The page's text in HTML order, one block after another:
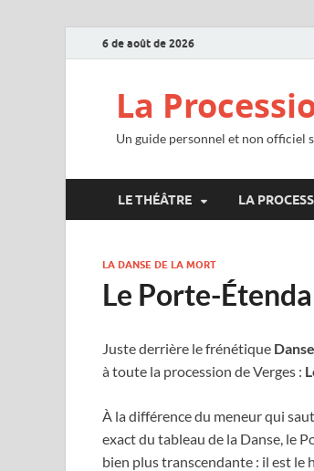
6 de août de 2026
La
Un guide personnel et non officiel
LE THÉÂTRE LA
LA DANSE DE LA MORT
Le Porte-
Juste derrière le frénétique
à toute la procession de Verges :
À la différence du meneur qui
exact du tableau de la Danse, le
bien plus transcendante : il est le